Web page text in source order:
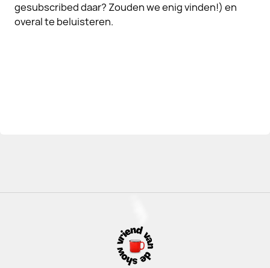
gesubscribed daar? Zouden we enig vinden!) en
overal te beluisteren.